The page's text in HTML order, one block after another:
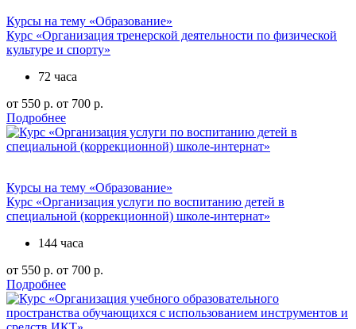
Курсы на тему «Образование»
Курс «Организация тренерской деятельности по физической
культуре и спорту»
72 часа
от 550 р. от 700 р.
Подробнее
Курсы на тему «Образование»
Курс «Организация услуги по воспитанию детей в
специальной (коррекционной) школе-интернат»
144 часа
от 550 р. от 700 р.
Подробнее